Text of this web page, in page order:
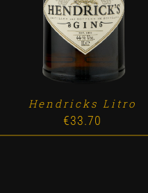
Hendricks Litro
€33.70